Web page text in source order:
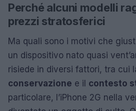
Perché alcuni modelli
prezzi stratosferici
Ma quali sono i motivi che
un dispositivo nato quasi
risiede in diversi fattori, tra cui
conservazione e il contesto
particolare, l’iPhone 2G nella